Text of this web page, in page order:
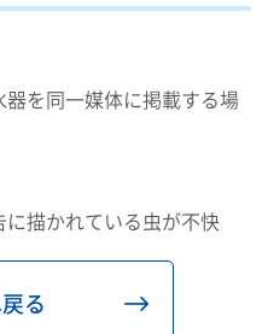
を同一媒体に掲載する場
描かれている虫が不快
る